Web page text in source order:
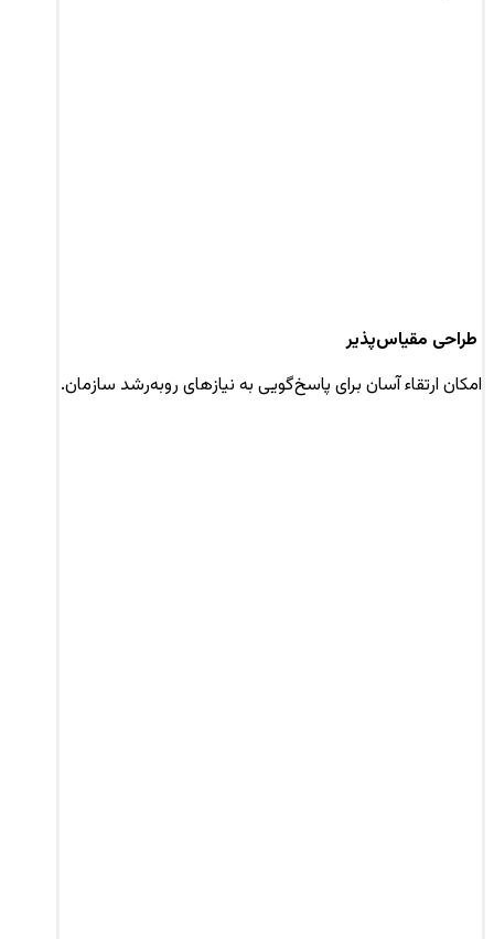
طراحی مقیاس‌پذیر
امکان ارتقاء آسان برای پاسخ‌گویی به نیازهای روبه‌رشد سازمان.